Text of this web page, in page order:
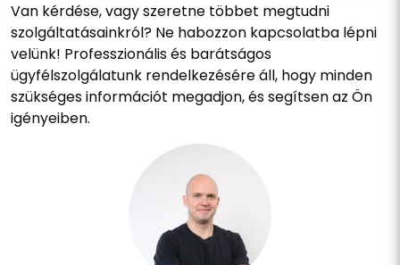
Van kérdése, vagy szeretne többet megtudni
szolgáltatásainkról? Ne habozzon kapcsolatba lépni
velünk! Professzionális és barátságos
ügyfélszolgálatunk rendelkezésére áll, hogy minden
szükséges információt megadjon, és segítsen az Ön
igényeiben.